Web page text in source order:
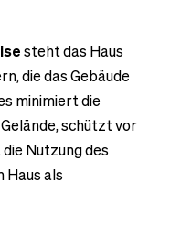
steht das Haus
die das Gebäude
minimiert die
schützt vor
Nutzung des
Haus als